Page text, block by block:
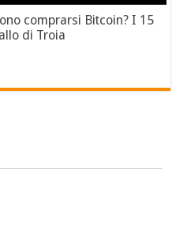
comprarsi Bitcoin? I 15
di Troia